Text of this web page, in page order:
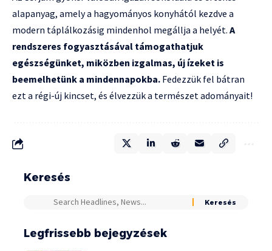
alapanyag, amely a hagyományos konyhától kezdve a
modern táplálkozásig mindenhol megállja a helyét. A
rendszeres fogyasztásával támogathatjuk
egészségünket, miközben izgalmas, új ízeket is
beemelhetünk a mindennapokba. Fedezzük fel bátran
ezt a régi-új kincset, és élvezzük a természet adományait!
Keresés
Legfrissebb bejegyzések